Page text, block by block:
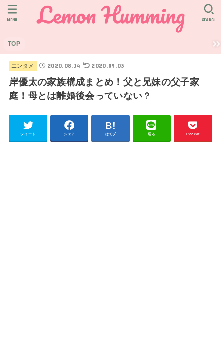
TOP
SEARCH
MENU
エンタメ 2020.08.04 2020.09.03
岸優太の家族構成まとめ！父と兄妹の父子家
庭！母とは離婚後会っていない？
ツイート シェア はてブ 送る Pocket